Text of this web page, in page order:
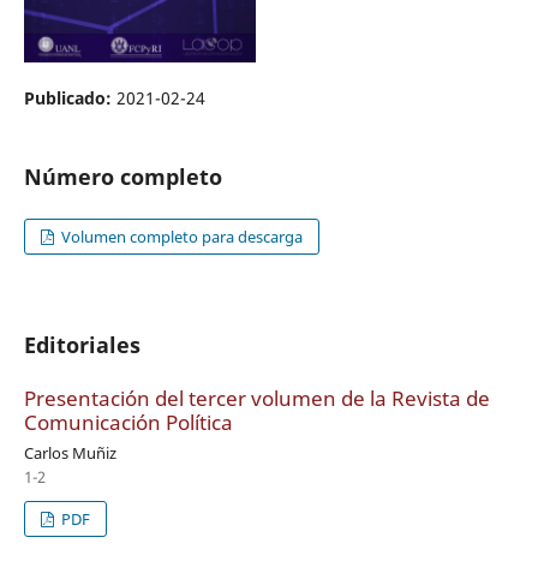
Publicado: 2021-02-24
Número completo
Volumen completo para descarga
Editoriales
Presentación del tercer volumen de la Revista de
Comunicación Política
Carlos Muñiz
1-2
PDF